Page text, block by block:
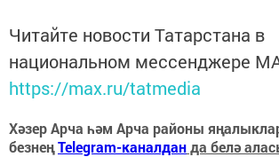
Читайте новости Татарстана в
национальном мессенджере
https://max.ru/tatmedia
Хәзер Арча һәм Арча районы
безнеңTelegram-каналданда белә